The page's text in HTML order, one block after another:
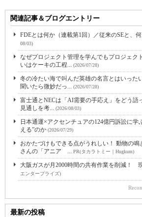
関連記事＆ブログエントリー
FDEとは何か（連載第1回）／従来のSEと、
08/03)
なぜプロジェクト管理を学んでもプロジェク
いはケーキの工程... (2026/07/28)
冬の冷たい海で叫んだ英雄の名言とはいった
聞いたら微妙だっ... (2026/07/28)
富士通とNECは「AI需要の手応え」をどう
見通しを考... (2026/08/03)
日本通運×アクセンチュアの124億円訴訟に学
える”のか (2026/07/29)
おかたづけもできる点がうれしい！ 動物の鳴
さんの「アニア ... PR(タカラトミー｜Hugkum)
大阪ガスが月2000時間の共有作業を削減！
エンタープライズ)
最新の投稿